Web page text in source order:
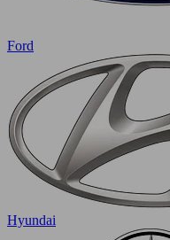
Ford
Hyundai